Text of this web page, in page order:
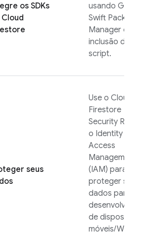
os SDKs
Cloud
usando Gradle,
Swift Package
Manager ou
inclusão de
script.
seus
Use o Cloud
Firestore
Security Rules
o Identity and
Access
Management
(IAM) para
proteger seus
dados para
de dispositivos
móveis/Web e